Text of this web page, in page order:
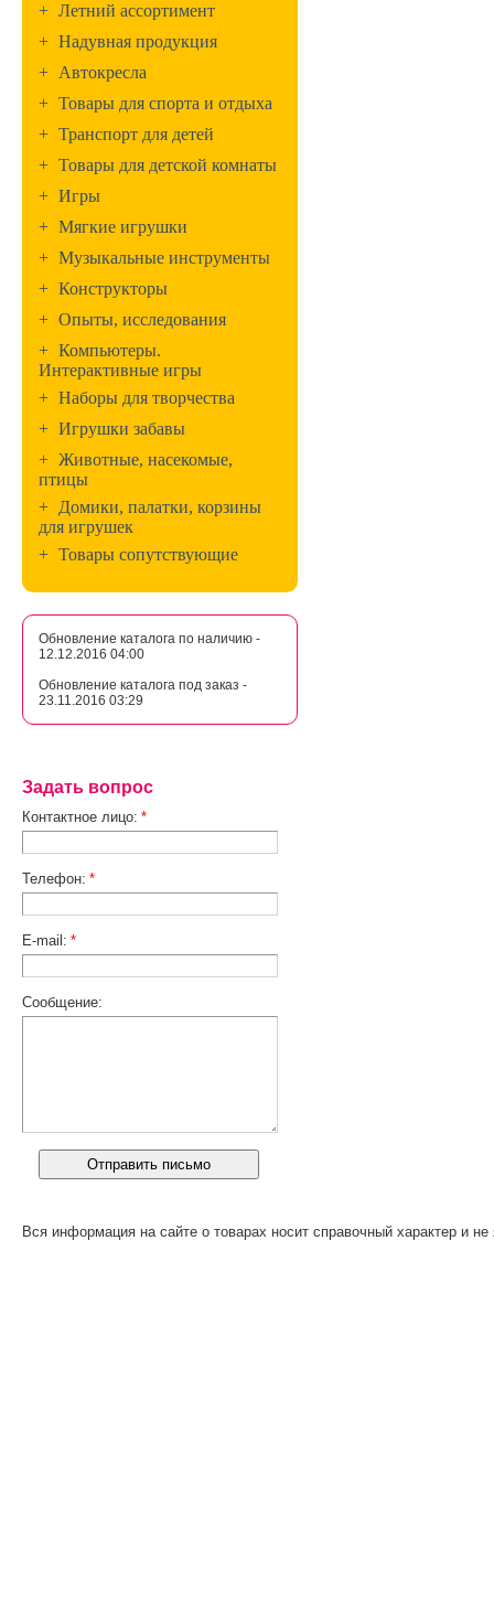
+ Летний ассортимент
+ Надувная продукция
+ Автокресла
+ Товары для спорта и отдыха
+ Транспорт для детей
+ Товары для детской комнаты
+ Игры
+ Мягкие игрушки
+ Музыкальные инструменты
+ Конструкторы
+ Опыты, исследования
+ Компьютеры.
Интерактивные игры
+ Наборы для творчества
+ Игрушки забавы
+ Животные, насекомые,
птицы
+ Домики, палатки, корзины
для игрушек
+ Товары сопутствующие
Обновление каталога по наличию -
12.12.2016 04:00
Обновление каталога под заказ -
23.11.2016 03:29
Задать вопрос
Контактное лицо: *
Телефон: *
E-mail: *
Сообщение:
Вся информация на сайте о товарах носит справочный характер и